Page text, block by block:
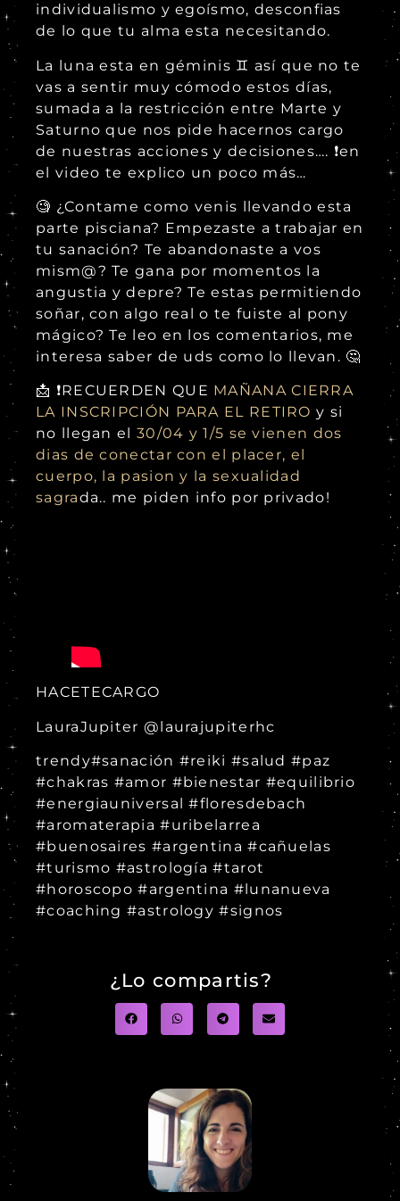
individualismo y egoísmo, desconfias
de lo que tu alma esta necesitando.
La luna esta en géminis ♊ así que no te
vas a sentir muy cómodo estos días,
sumada a la restricción entre Marte y
Saturno que nos pide hacernos cargo
de nuestras acciones y decisiones…. ❗en
el video te explico un poco más…
🧐 ¿Contame como venis llevando esta
parte pisciana? Empezaste a trabajar en
tu sanación? Te abandonaste a vos
mism@? Te gana por momentos la
angustia y depre? Te estas permitiendo
soñar, con algo real o te fuiste al pony
mágico? Te leo en los comentarios, me
interesa saber de uds como lo llevan. 🤔
📩 ❗RECUERDEN QUE MAÑANA CIERRA
LA INSCRIPCIÓN PARA EL RETIRO y si
no llegan el 30/04 y 1/5 se vienen dos
dias de conectar con el placer, el
cuerpo, la pasion y la sexualidad
sagrada.. me piden info por privado!
HACETECARGO
LauraJupiter @laurajupiterhc
trendy#sanación #reiki #salud #paz
#chakras #amor #bienestar #equilibrio
#energiauniversal #floresdebach
#aromaterapia #uribelarrea
#buenosaires #argentina #cañuelas
#turismo #astrología #tarot
#horoscopo #argentina #lunanueva
#coaching #astrology #signos
¿Lo compartis?